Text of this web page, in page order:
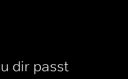
dir passt